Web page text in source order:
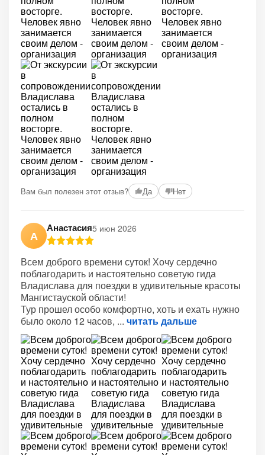
Вам был полезен этот отзыв? Да Нет
А
Анастасия5 июн 2026
Всем доброго времени суток! Хочу сердечно
поблагодарить и настоятельно советую гида
Владислава для поездки в удивительные красоты
Мангистауской области!
Тур прошел особо комфортно, хоть и ехать нужно
было около 12 часов,
читать дальше